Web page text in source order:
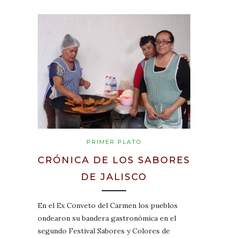
PRIMER PLATO
CRÓNICA DE LOS SABORES
DE JALISCO
En el Ex Conveto del Carmen los pueblos
ondearon su bandera gastronómica en el
segundo Festival Sabores y Colores de